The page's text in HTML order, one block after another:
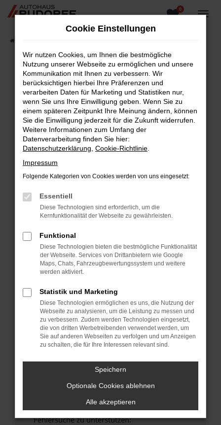
Zum
0
Fehler: Network Error
Beim Laden ist ein Fehler aufgetreten.
Hier sind ein paar Tipps, die dir helfen können:
Überprüfe deine Firewall und deine
Internetverbindung.
Laden andere Webseiten, zum Beispiel deine
Suchmaschine?
Prüfe deine Browsererweiterungen.
Manche Erweiterungen, wie Werbeblocker,
können das Laden bestimmter Seiten
verhindern. Funktioniert die Seite in einem
Fenster?
Starte dein Gerät neu.
Das kann manchmal helfen, vorübergehende
Probleme zu beheben.
Betriebssystem auf dem neuesten Stand
sind.
Veraltete Software birgt nicht nur ein
Sicherheitsrisiko, sondern kann auch dazu
führen, dass bestimmte Funktionen nicht mehr
unterstützt werden.
Wende dich an den Webseitenbetreiber.
Wenn du alle oben genannten Schritte versucht
hast, kontaktiere uns bitte. Wir werden
versuchen, das Problem zu beheben. Du kannst
uns diesen Text schicken, um uns bei der
Fehlersuche zu unterstützen:
Cookie Einstellungen
Wir nutzen Cookies, um Ihnen die bestmögliche
Nutzung unserer Webseite zu ermöglichen und unsere
Kommunikation mit Ihnen zu verbessern. Wir
berücksichtigen hierbei Ihre Präferenzen und
verarbeiten Daten für Marketing und Statistiken nur,
wenn Sie uns Ihre Einwilligung geben. Wenn Sie zu
einem späteren Zeitpunkt Ihre Meinung ändern, können
Sie die Einwilligung jederzeit für die Zukunft widerrufen.
Weitere Informationen zum Umfang der
Datenverarbeitung finden Sie hier:
Datenschutzerklärung Cookie-Richtlinie
Impressum
Folgende Kategorien von Cookies werden von uns eingesetzt:
Essentiell
Diese Technologien sind erforderlich, um die
Kernfunktionalität der Webseite zu gewährleisten.
Funktional
Diese Technologien bieten die bestmögliche Funktionalität
der Webseite. Services von Drittanbietern wie Google
Maps, Chats, Fahrzeugbewertungssystem und weitere
werden aktiviert.
Statistik und Marketing
Diese Technologien ermöglichen es uns, die Nutzung der
Webseite zu analysieren, um die Leistung zu messen und
zu verbessern. Zudem werden Technologien eingesetzt,
die von dritten Werbetreibenden verwendet werden, um
Sie auf anderen Webseiten zu verfolgen und um Anzeigen
zu schalten, die für Ihre Interessen relevant sind.
Speichern
Optionale Cookies ablehnen
Alle akzeptieren